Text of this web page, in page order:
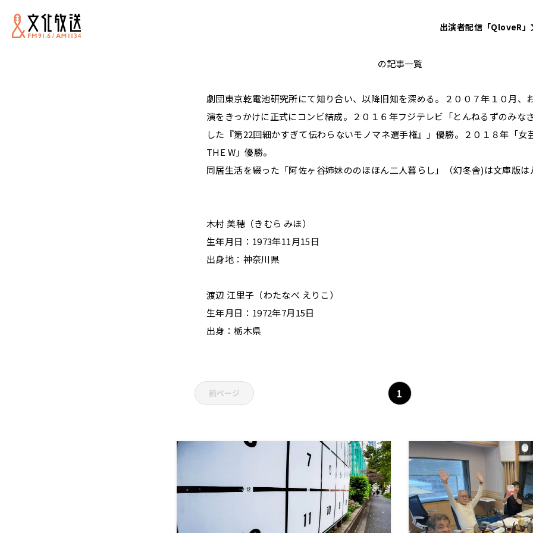
出演者配信「QloveR」
阿佐ヶ谷姉妹
の記事一覧
劇団東京乾電池研究所にて知り合い、以降旧知を深める。２００７年１０月、
演をきっかけに正式にコンビ結成。２０１６年フジテレビ「とんねるずのみな
した『第22回細かすぎて伝わらないモノマネ選手権』」優勝。２０１８年「女
THE W」優勝。
同居生活を綴った「阿佐ヶ谷姉妹ののほほん二人暮らし」（幻冬舎)は文庫版
木村 美穂（きむら みほ）
生年月日：1973年11月15日
出身地：神奈川県
渡辺 江里子（わたなべ えりこ）
生年月日：1972年7月15日
出身：栃木県
前ページ 1